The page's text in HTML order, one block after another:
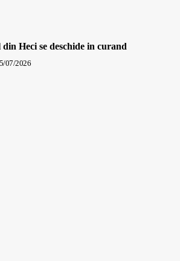
Heci se deschide in curand
07/2026